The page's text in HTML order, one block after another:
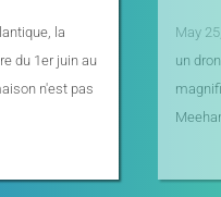
la
du 1er juin au
n'est pas
May
un